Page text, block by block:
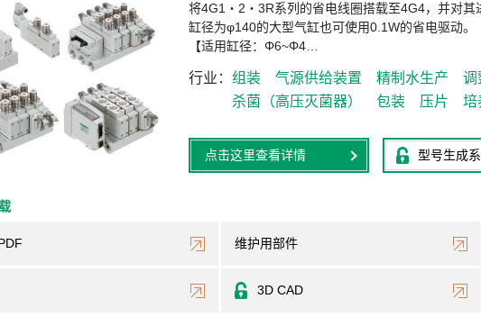
将4G1・2・3R系列的省电线圈搭载至4G4，并对其
缸径为φ140的大型气缸也可使用0.1W的省电驱动。
【适用缸径：Φ6~Φ4…
行业 组装 气源供给装置 精制水生产 调
杀菌（高压灭菌器）
包装 压片 培
点击这里查看详情 型号生成
维护用部件
3D CAD